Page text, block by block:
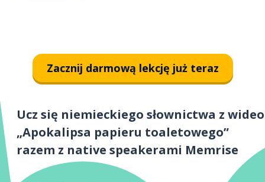
Zacznij darmową lekcję już teraz
Ucz się niemieckiego słownictwa z wideo
„Apokalipsa papieru toaletowego”
razem z native speakerami Memrise